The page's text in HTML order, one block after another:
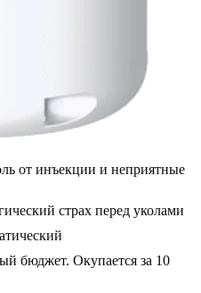
от инъекции и неприятные
страх перед уколами
бюджет. Окупается за 10